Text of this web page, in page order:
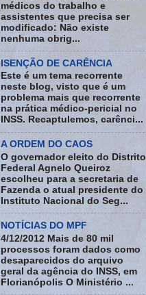
médicos do trabalho e
assistentes que precisa ser
modificado: Não existe
nenhuma obrig...
ISENÇÃO DE CARÊNCIA
Este é um tema recorrente
neste blog, visto que é um
problema mais que recorrente
na prática médico-pericial no
INSS. Recaptulemos, carênci...
A ORDEM DO CAOS
O governador eleito do Distrito
Federal Agnelo Queiroz
escolheu para a secretaria de
Fazenda o atual presidente do
Instituto Nacional do Seg...
NOTÍCIAS DO MPF
4/12/2012 Mais de 80 mil
processos foram dados como
desaparecidos do arquivo
geral da agência do INSS, em
Florianópolis O Ministério ...